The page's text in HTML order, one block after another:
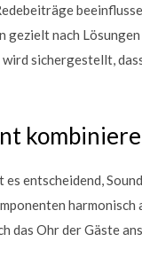
nach
sichergestellt,
entscheidend, Sound,
das Ohr der Gäste